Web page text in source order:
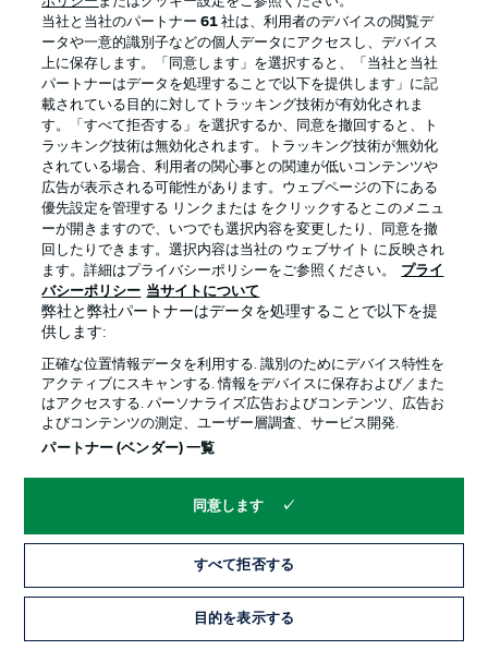
プライバシー・ポリシー 優先設定を管理する
利用条件 放送局
求人 選手
当サイトについて
© 2026 Bundesliga-Gruppe GmbH
言語をお選びください
Display Mode
当社と当社のパートナー61 社は、利用者のデバイスの閲覧デ
ータや一意的識別子などの個人データにアクセスし、デバイス
上に保存します。「同意します」を選択すると、「当社と当社
パートナーはデータを処理することで以下を提供します」に記
載されている目的に対してトラッキング技術が有効化されま
す。「すべて拒否する」を選択するか、同意を撤回すると、ト
ラッキング技術は無効化されます。トラッキング技術が無効化
されている場合、利用者の関心事との関連が低いコンテンツや
広告が表示される可能性があります。ウェブページの下にある
優先設定を管理する リンクまたは をクリックするとこのメニュ
ーが開きますので、いつでも選択内容を変更したり、同意を撤
回したりできます。選択内容は当社の ウェブサイト に反映され
ます。詳細はプライバシーポリシーをご参照ください。
プライ
バシーポリシー 当サイトについて
弊社と弊社パートナーはデータを処理することで以下を提
供します:
正確な位置情報データを利用する. 識別のためにデバイス特性を
アクティブにスキャンする. 情報をデバイスに保存および／また
はアクセスする. パーソナライズ広告およびコンテンツ、広告お
よびコンテンツの測定、ユーザー層調査、サービス開発.
パートナー (ベンダー) 一覧
同意します
すべて拒否する
目的を表示する